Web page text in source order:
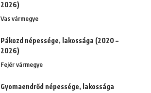
2026)
Vas vármegye
Pákozd népessége, lakossága (2020 –
2026)
Fejér vármegye
Gyomaendrőd népessége, lakossága